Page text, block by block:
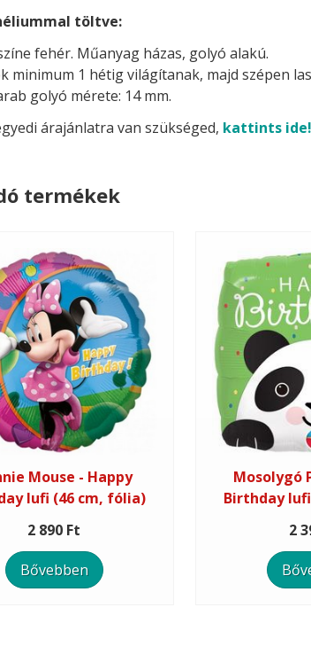
töltve:
fehér. Műanyag házas, golyó alakú.
minimum 1 hétig világítanak, majd szépen
golyó mérete: 14 mm.
árajánlatra van szükséged, kattints ide!
termékek
Mouse - Happy
lufi (46 cm, fólia)
2 890 Ft
Bővebben
Mosolygó
Birthday
2